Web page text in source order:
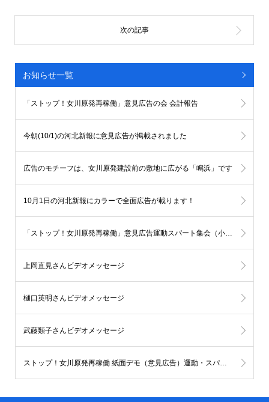
お知らせ一覧
「ストップ！女川原発再稼働」意見広告の会 会計報告
今朝(10/1)の河北新報に意見広告が掲載されました
広告のモチーフは、女川原発建設前の敷地に広がる「鳴浜」です
10月1日の河北新報にカラーで全面広告が載ります！
「ストップ！女川原発再稼働」意見広告運動スパート集会（小出裕章氏講演会）の動画を公開！
上岡直見さんビデオメッセージ
樋口英明さんビデオメッセージ
武藤類子さんビデオメッセージ
ストップ！女川原発再稼働 紙面デモ（意見広告）運動・スパート集会